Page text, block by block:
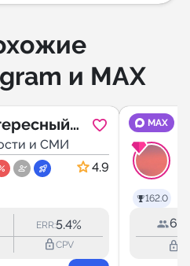
и MAX
и СМИ
4.9
ERR:5.4%
lock_outlineCPV
MAX
162.0
lock_outline